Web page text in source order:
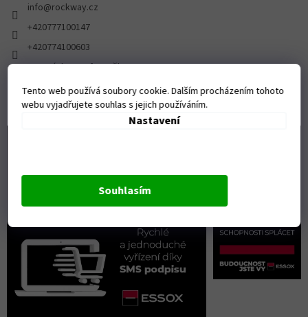
Tento web používá soubory cookie. Dalším procházením tohoto
webu vyjadřujete souhlas s jejich používáním.
Nastavení
Souhlasím
info@rockway.cz
+420777100147
+420774100603
FB stránka pro fanoušky ROCKWAY
rockway.cz/